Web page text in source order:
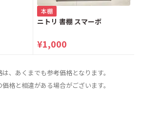
本棚
ニトリ 書棚 スマーボ
¥1,000
、あくまでも参考価格となります。
格と相違がある場合がございます。